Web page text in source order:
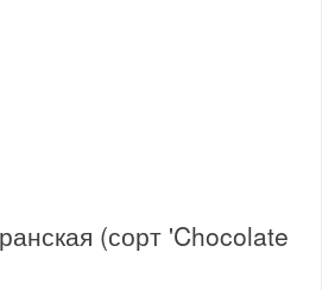
(сорт 'Chocolate